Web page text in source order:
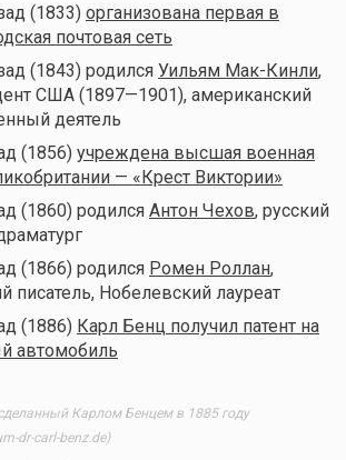
(1833) организована первая в
почтовая сеть
(1843) родился Уильям Мак-Кинли,
США (1897—1901), американский
деятель
(1856) учреждена высшая военная
— «Крест Виктории»
(1860) родился Антон Чехов, русский
(1866) родился Ромен Роллан,
писатель, Нобелевский лауреат
(1886) Карл Бенц получил патент на
автомобиль
Карлом Бенцем в 1885 году
dr-carl-benz.de)